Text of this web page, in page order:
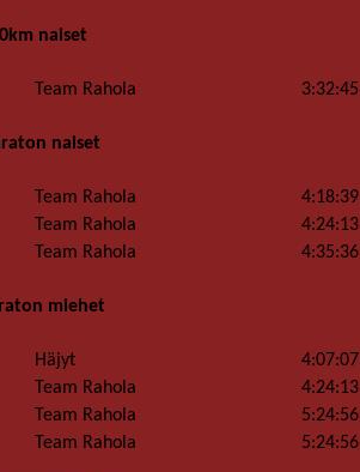
naiset
Team Rahola 3:32:45
naiset
Team Rahola
4:18:39
Team Rahola
4:24:13
Team Rahola 4:35:36
miehet
Häjyt
4:07:07
Team Rahola
4:24:13
Team Rahola
5:24:56
Team Rahola 5:24:56